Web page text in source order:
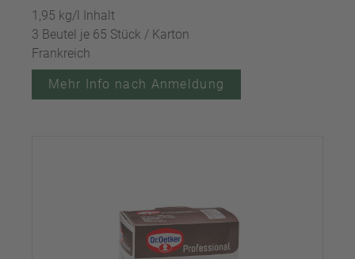
1,95 kg/l Inhalt
3 Beutel je 65 Stück / Karton
Frankreich
Mehr Info nach Anmeldung